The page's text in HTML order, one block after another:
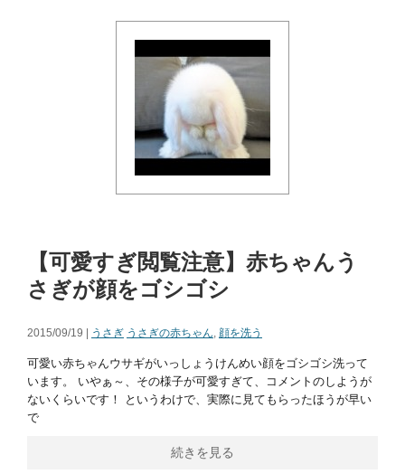
【可愛すぎ閲覧注意】赤ちゃんう
さぎが顔をゴシゴシ
2015/09/19 | うさぎ うさぎの赤ちゃん, 顔を洗う
可愛い赤ちゃんウサギがいっしょうけんめい顔をゴシゴシ洗って
います。 いやぁ～、その様子が可愛すぎて、コメントのしようが
ないくらいです！ というわけで、実際に見てもらったほうが早い
で
続きを見る